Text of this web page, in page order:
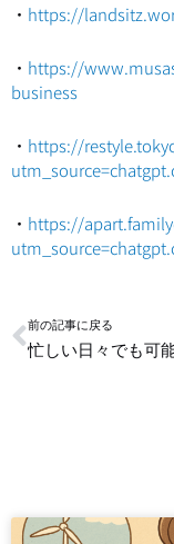
・ https://
・ https://
business
・ https://
・ https://
Prev
前の記事に戻る